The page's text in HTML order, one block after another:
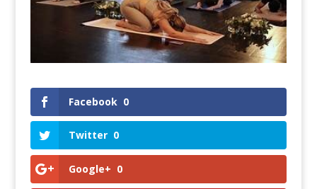
Facebook 0
Twitter 0
Google+ 0